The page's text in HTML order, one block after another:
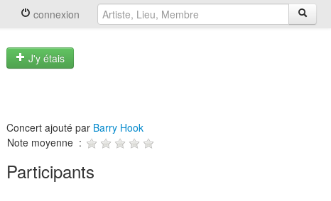
connexion
J'y étais
Concert ajouté par Barry Hook
Note moyenne :
Participants